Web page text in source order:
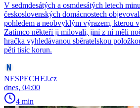
V sedmdesátých a osmdesátých letech
československých domácnostech
pohledem a neobvyklým výrazem, kterou
Zatímco někteří ji milovali, jiní z ní měli
hračka vyhledávanou sběratelskou
pěti tisíc korun.
NESPECHEJ.cz
dnes, 04:00
4 min